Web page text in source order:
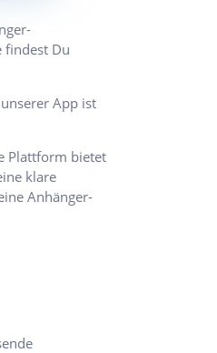
findest Du
App ist
Plattform bietet
klare
Anhänger-